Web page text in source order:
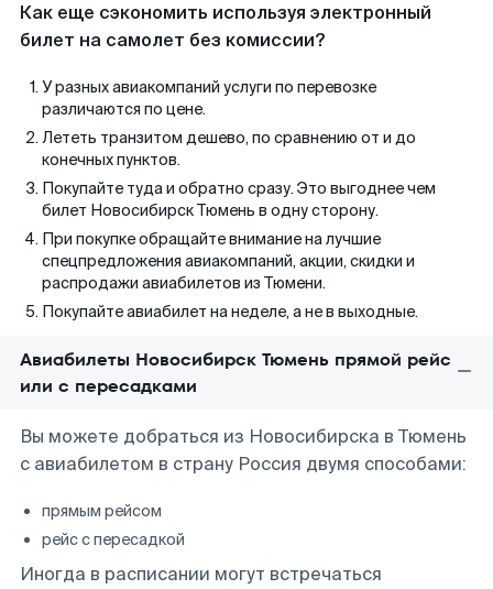
Как еще сэкономить используя электронный
билет на самолет без комиссии?
У разных авиакомпаний услуги по перевозке
различаются по цене.
Лететь транзитом дешево, по сравнению от и до
конечных пунктов.
Покупайте туда и обратно сразу. Это выгоднее чем
билет Новосибирск Тюмень в одну сторону.
При покупке обращайте внимание на лучшие
спецпредложения авиакомпаний, акции, скидки и
распродажи авиабилетов из Тюмени.
Покупайте авиабилет на неделе, а не в выходные.
Авиабилеты Новосибирск Тюмень прямой рейс
или с пересадками
Вы можете добраться из Новосибирска в Тюмень
с авиабилетом в страну Россия двумя способами:
прямым рейсом
рейс с пересадкой
Иногда в расписании могут встречаться